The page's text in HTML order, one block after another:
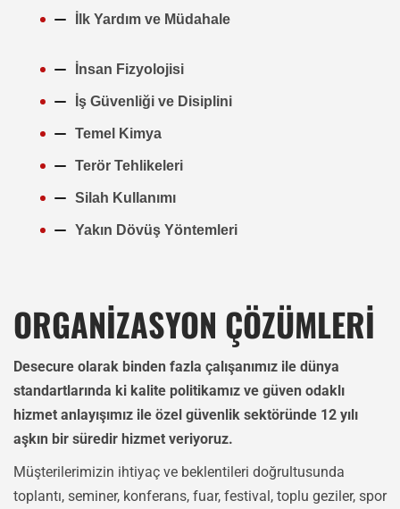
İlk Yardım ve Müdahale
İnsan Fizyolojisi
İş Güvenliği ve Disiplini
Temel Kimya
Terör Tehlikeleri
Silah Kullanımı
Yakın Dövüş Yöntemleri
ORGANİZASYON ÇÖZÜMLERİ
Desecure olarak binden fazla çalışanımız ile dünya
standartlarında ki kalite politikamız ve güven odaklı
hizmet anlayışımız ile özel güvenlik sektöründe 12 yılı
aşkın bir süredir hizmet veriyoruz.
Müşterilerimizin ihtiyaç ve beklentileri doğrultusunda
toplantı, seminer, konferans, fuar, festival, toplu geziler, spor